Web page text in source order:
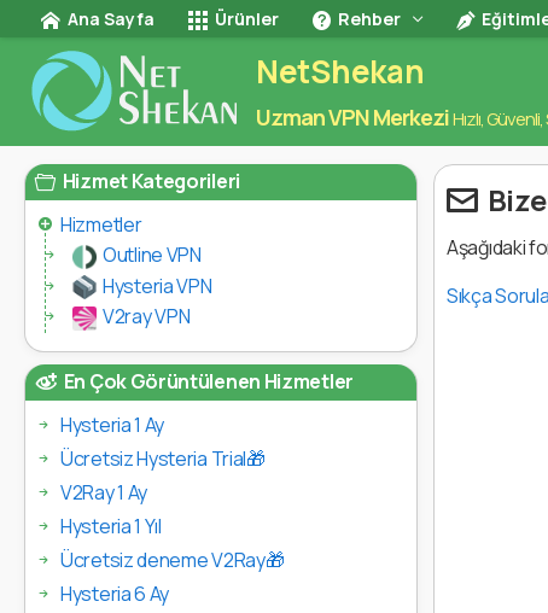
Ana Sayfa Ürünler Rehber
NetShekan
Uzman VPN MerkeziHızlı, Güvenli,
Aşağıdaki
Sıkça
Hizmet Kategorileri
Hizmetler
Outline VPN
Hysteria VPN
V2ray VPN
En Çok Görüntülenen Hizmetler
Hysteria 1 Ay
Ücretsiz Hysteria Trial🎁
V2Ray 1 Ay
Hysteria 1 Yıl
Ücretsiz deneme V2Ray🎁
Hysteria 6 Ay